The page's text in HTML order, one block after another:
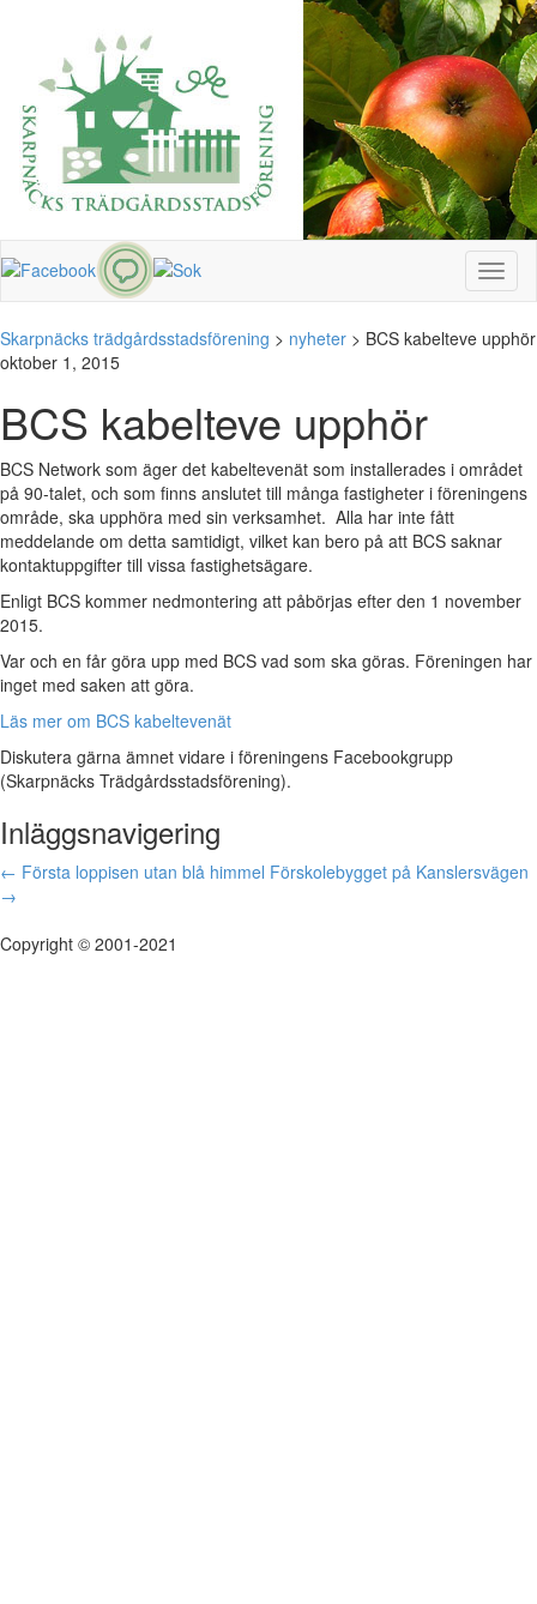
Skarpnäcks trädgårdsstadsförening > nyheter > BCS kabelteve upphör
oktober 1, 2015
BCS kabelteve upphör
BCS Network som äger det kabeltevenät som installerades i området
på 90-talet, och som finns anslutet till många fastigheter i föreningens
område, ska upphöra med sin verksamhet. Alla har inte fått
meddelande om detta samtidigt, vilket kan bero på att BCS saknar
kontaktuppgifter till vissa fastighetsägare.
Enligt BCS kommer nedmontering att påbörjas efter den 1 november
2015.
Var och en får göra upp med BCS vad som ska göras. Föreningen har
inget med saken att göra.
Läs mer om BCS kabeltevenät
Diskutera gärna ämnet vidare i föreningens Facebookgrupp
(Skarpnäcks Trädgårdsstadsförening).
Inläggsnavigering
← Första loppisen utan blå himmel Förskolebygget på Kanslersvägen
→
Copyright © 2001-2021